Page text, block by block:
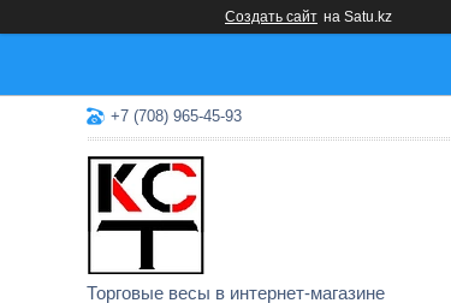
Создать сайт на Satu.kz
+7 (708) 965-45-93
Торговые весы в интернет-магазине